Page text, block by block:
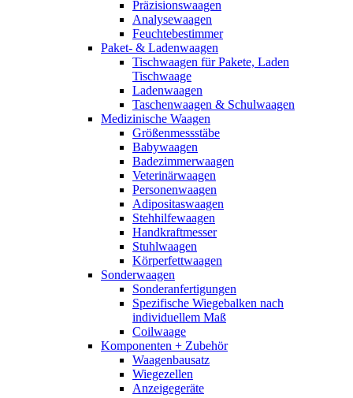
Präzisionswaagen
Analysewaagen
Feuchtebestimmer
Paket- & Ladenwaagen
Tischwaagen für Pakete, Laden
Tischwaage
Ladenwaagen
Taschenwaagen & Schulwaagen
Medizinische Waagen
Größenmessstäbe
Babywaagen
Badezimmerwaagen
Veterinärwaagen
Personenwaagen
Adipositaswaagen
Stehhilfewaagen
Handkraftmesser
Stuhlwaagen
Körperfettwaagen
Sonderwaagen
Sonderanfertigungen
Spezifische Wiegebalken nach
individuellem Maß
Coilwaage
Komponenten + Zubehör
Waagenbausatz
Wiegezellen
Anzeigegeräte